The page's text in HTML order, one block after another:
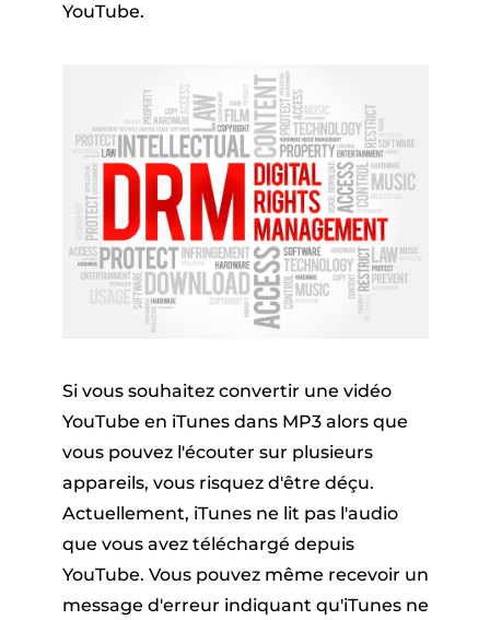
YouTube.
Si vous souhaitez convertir une vidéo
YouTube en iTunes dans MP3 alors que
vous pouvez l'écouter sur plusieurs
appareils, vous risquez d'être déçu.
Actuellement, iTunes ne lit pas l'audio
que vous avez téléchargé depuis
YouTube. Vous pouvez même recevoir un
message d'erreur indiquant qu'iTunes ne